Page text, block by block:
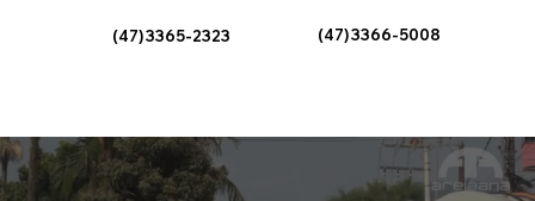
(47) 3365-2323 (47) 3366-5008